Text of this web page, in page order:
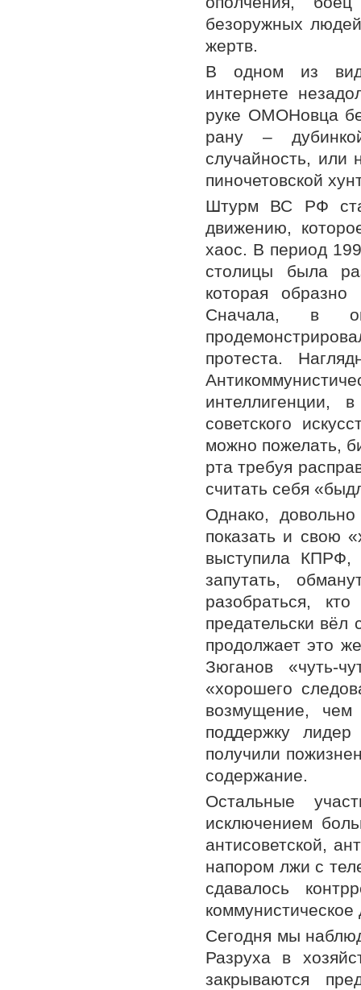
безоружных
жертв.
В одном из
интернете
руке ОМОНовца
рану –
случайность, или
пиночетовской
Штурм ВС РФ
движению,
хаос. В период
столицы была
которая
Сначала, в
протеста.
интеллигенции,
советского
можно пожелать,
рта требуя
считать себя
Однако,
показать и свою
выступила
запутать,
разобраться,
предательски вёл
продолжает это
Зюганов «чуть-
«хорошего
возмущение, чем
поддержку
получили
содержание.
Остальные
исключением
антисоветской,
напором лжи с
сдавалось
коммунистическое
Сегодня мы
Разруха в
закрываются